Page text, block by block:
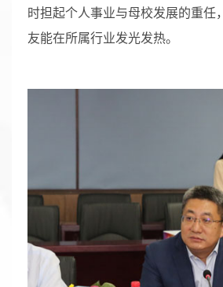
时担起个人事业与母校发展的重任
友能在所属行业发光发热。